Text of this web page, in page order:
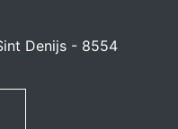
Denijs - 8554